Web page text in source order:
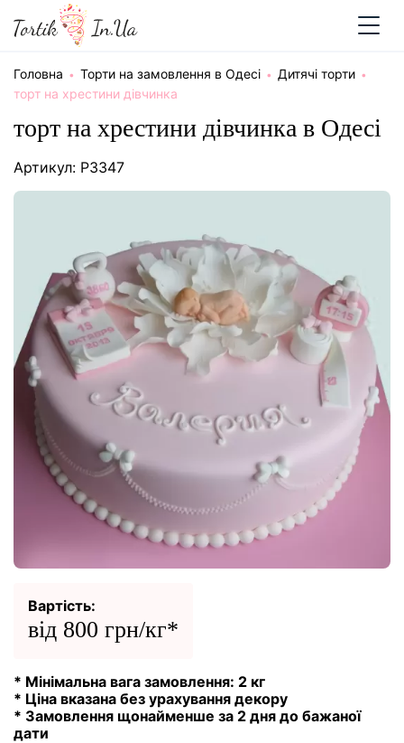
Головна Торти на замовлення в Одесі
Дитячі торти
торт на хрестини дівчинка
торт на хрестини дівчинка в Одесі
Артикул: P3347
Вартість:
від 800 грн/кг*
* Мінімальна вага замовлення: 2 кг
* Ціна вказана без урахування декору
* Замовлення щонайменше за 2 дня до бажаної
дати